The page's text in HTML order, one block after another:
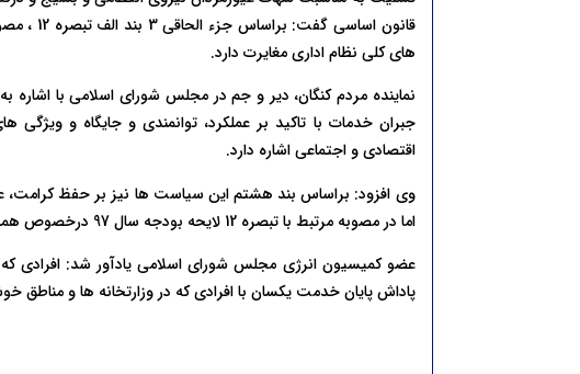
های کلی نظام اداری مغایرت دارد.
جبران خدمات با تاکید بر عملکرد، توانمندی و جایگاه و
اقتصادی و اجتماعی اشاره دارد.
وی افزود: براساس بند هشتم این سیاست ها نیز بر حفظ کرامت،
اما در مصوبه مرتبط با تبصره 12 لایحه بودجه سال 97 درخصوص همسان سازی حقوق بازنشستگان عدالت رعایت نشده است.
عضو کمیسیون انرژی مجلس شورای اسلامی یادآور شد: افرادی که
پاداش پایان خدمت یکسان با افرادی که در وزارتخانه ها و مناطق